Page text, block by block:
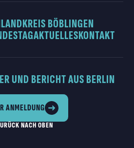
LANDKREIS BÖBLINGEN
AKTUELLESKONTAKT
UND BERICHT AUS BERLIN
ANMELDUNG
NACH OBEN